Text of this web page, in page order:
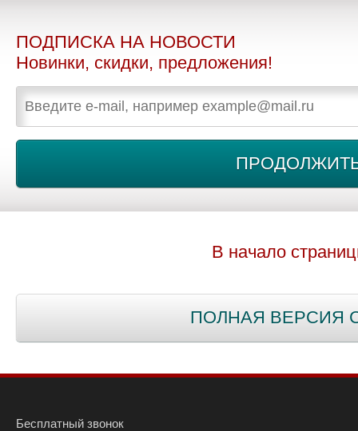
ПОДПИСКА НА НОВОСТИ
Новинки, скидки, предложения!
В начало
ПОЛНАЯ ВЕРСИЯ
Бесплатный звонок